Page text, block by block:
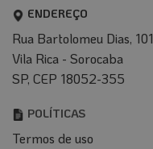
ENDEREÇO
Rua Bartolomeu Dias, 101
Vila Rica - Sorocaba
SP, CEP 18052-355
POLÍTICAS
Termos de uso